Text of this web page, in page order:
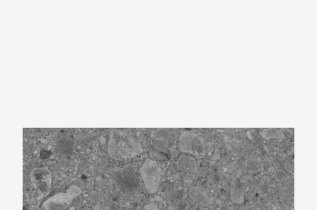
Beste Koop 600X600 Flodsten Winter